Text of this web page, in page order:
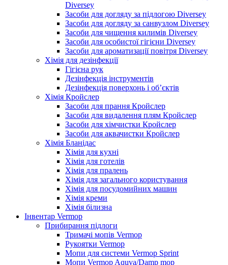
Diversey
Засоби для догляду за підлогою Diversey
Засоби для догляду за санвузлом Diversey
Засоби для чищення килимів Diversey
Засоби для особистої гігієни Diversey
Засоби для ароматизації повітря Diversey
Хімія для дезінфекції
Гігієна рук
Дезінфекція інструментів
Дезінфекція поверхонь і об’єктів
Хімія Кройслер
Засоби для прання Кройслер
Засоби для видалення плям Кройслер
Засоби для хімчистки Кройслер
Засоби для аквачистки Кройслер
Хімія Бланідас
Хімія для кухні
Хімія для готелів
Хімія для пралень
Хімія для загального користування
Хімія для посудомийних машин
Хімія креми
Хімія білизна
Інвентар Vermop
Прибирання підлоги
Тримачі мопів Vermop
Рукоятки Vermop
Мопи для системи Vermop Sprint
Мопи Vermop Aquva/Damp mop